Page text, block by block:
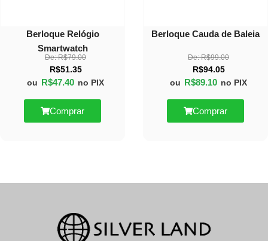
Berloque Relógio
Smartwatch
De:R$79.00
R$51.35
ou R$47.40 no PIX
Comprar
Berloque Cauda de Baleia
De:R$99.00
R$94.05
ou R$89.10 no PIX
Comprar